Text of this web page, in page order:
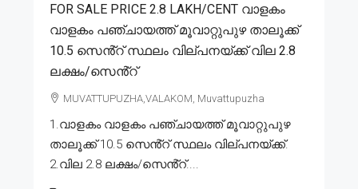
FOR SALE PRICE 2.8 LAKH/CENT വാളകം
വാളകം പഞ്ചായത്ത് മൂവാറ്റുപുഴ താലൂക്ക്
10.5 സെൻ്റ് സ്ഥലം വില്പനയ്ക്ക് വില 2.8
ലക്ഷം/സെൻ്റ്
MUVATTUPUZHA,VALAKOM, Muvattupuzha
1.വാളകം വാളകം പഞ്ചായത്ത് മൂവാറ്റുപുഴ
താലൂക്ക് 10.5 സെൻ്റ് സ്ഥലം വില്പനയ്ക്ക്.
2.വില 2.8 ലക്ഷം/സെൻ്റ്....